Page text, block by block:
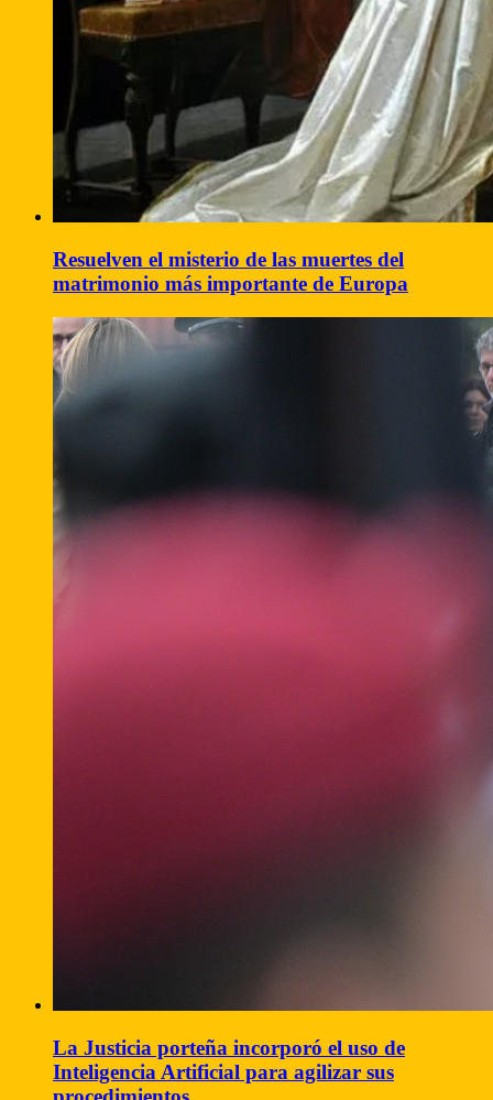
Resuelven el misterio de las muertes del
matrimonio más importante de Europa
La Justicia porteña incorporó el uso de
Inteligencia Artificial para agilizar sus